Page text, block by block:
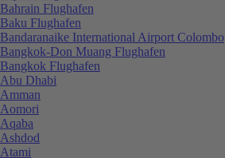
Bahrain Flughafen
Baku Flughafen
Bandaranaike International Airport Colombo
Bangkok-Don Muang Flughafen
Bangkok Flughafen
Abu Dhabi
Amman
Aomori
Aqaba
Ashdod
Atami